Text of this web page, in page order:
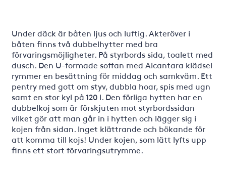
Under däck är båten ljus och luftig. Akteröver i
båten finns två dubbelhytter med bra
förvaringsmöjligheter. På styrbords sida, toalett med
dusch. Den U-formade soffan med Alcantara klädsel
rymmer en besättning för middag och samkväm. Ett
pentry med gott om styv, dubbla hoar, spis med ugn
samt en stor kyl på 120 l. Den förliga hytten har en
dubbelkoj som är förskjuten mot styrbordssidan
vilket gör att man går in i hytten och lägger sig i
kojen från sidan. Inget klättrande och bökande för
att komma till kojs! Under kojen, som lätt lyfts upp
finns ett stort förvaringsutrymme.